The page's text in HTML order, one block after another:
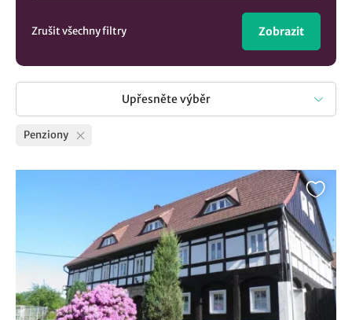
Zrušit všechny filtry Zobrazit
Upřesněte výběr
Penziony